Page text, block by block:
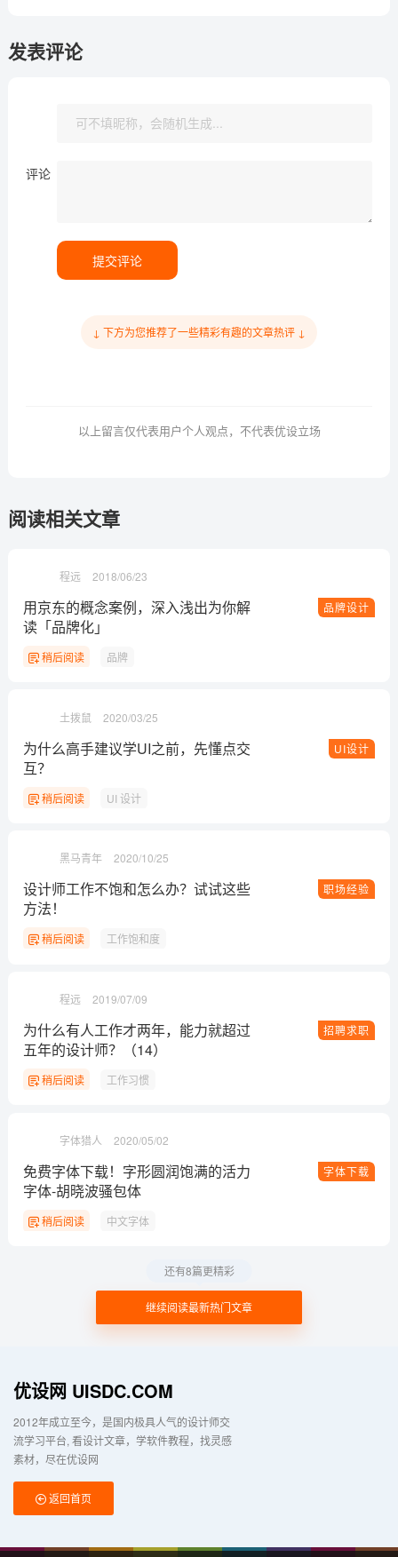
发表评论
评论
提交评论
↓ 下方为您推荐了一些精彩有趣的文章热评 ↓
以上留言仅代表用户个人观点，不代表优设立场
阅读相关文章
程远 2018/06/23
品牌设计
用京东的概念案例，深入浅出为你解
读「品牌化」
稍后阅读 品牌
土拨鼠 2020/03/25
UI设计
为什么高手建议学UI之前，先懂点交
互？
稍后阅读 UI 设计
黑马青年 2020/10/25
职场经验
设计师工作不饱和怎么办？试试这些
方法！
稍后阅读 工作饱和度
程远 2019/07/09
招聘求职
为什么有人工作才两年，能力就超过
五年的设计师？（14）
稍后阅读 工作习惯
字体猎人 2020/05/02
字体下载
免费字体下载！字形圆润饱满的活力
字体-胡晓波骚包体
稍后阅读 中文字体
继续阅读最新热门文章
还有8篇更精彩
优设网 UISDC.COM
2012年成立至今，是国内极具人气的设计师交
流学习平台 看设计文章，学软件教程，找灵感
素材，尽在优设网
返回首页